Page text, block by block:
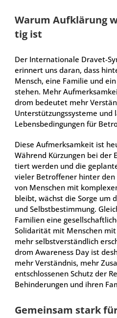
War­um Auf­klä­rung
tig ist
Der Inter­na­tio­na­le Dra­vet-
erin­nert uns dar­an, dass
Mensch, eine Fami­lie und
ste­hen. Mehr
drom bedeu­tet mehr
Unter­stüt­zungs­sys­te­me und
Lebens­be­din­gun­gen für
Die­se Auf­merk­sam­keit ist
Wäh­rend Kür­zun­gen bei der
tiert wer­den und die
vie­ler Betrof­fe­ner hin­ter
von Men­schen mit
bleibt, wächst die Sor­ge um
und Selbst­be­stim­mung.
Fami­li­en eine
Soli­da­ri­tät mit Men­schen
mehr selbst­ver­ständ­lich
drom Awa­re­ness Day ist
mehr Ver­ständ­nis, mehr
ent­schlos­se­nen Schutz der
Behin­de­run­gen und ihren
Gemein­sam stark